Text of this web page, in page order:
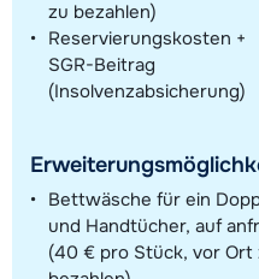
zu bezahlen)
Reservierungskosten +
SGR-Beitrag
(Insolvenzabsicherung)
Bettwäsche für ein
und Handtücher, auf
(40 € pro Stück, vor Ort